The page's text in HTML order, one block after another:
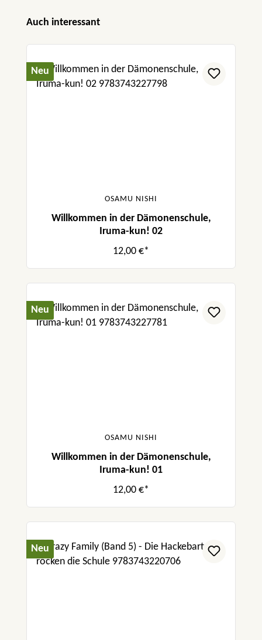
Produktgalerie überspringen
Auch interessant
Neu
OSAMU NISHI
Willkommen in der Dämonenschule,
Iruma-kun! 02
12,00 €*
Neu
OSAMU NISHI
Willkommen in der Dämonenschule,
Iruma-kun! 01
12,00 €*
Neu